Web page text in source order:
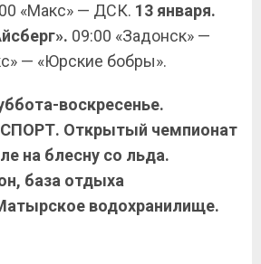
«Макс» — ДСК. 13 января.
09:00 «Задонск» —
— «Юрские бобры».
воскресенье.
Открытый чемпионат
на блесну со льда.
база отдыха
водохранилище.